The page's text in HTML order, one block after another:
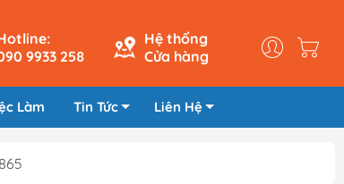
9933 258
Hệ thống
Cửa hàng
Làm Tin Tức Liên Hệ